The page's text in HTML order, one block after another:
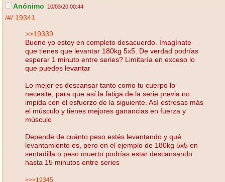
Anónimo 10/03/20 00:44
/#/ 19341
>>19339
Bueno yo estoy en completo desacuerdo. Imagínate
que tienes que levantar 180kg 5x5. De verdad podrías
esperar 1 minuto entre series? Limitaría en exceso lo
que puedes levantar
Lo mejor es descansar tanto como tu cuerpo lo
necesite, para que así la fatiga de la serie previa no
impida con el esfuerzo de la siguiente. Así estresas más
el músculo y tienes mejores ganancias en fuerza y
músculo
Depende de cuánto peso estés levantando y qué
levantamiento es, pero en el ejemplo de 180kg 5x5 en
sentadilla o peso muerto podrías estar descansando
hasta 15 minutos entre series
>>>19345